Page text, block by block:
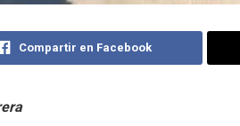
Compartir en Facebook